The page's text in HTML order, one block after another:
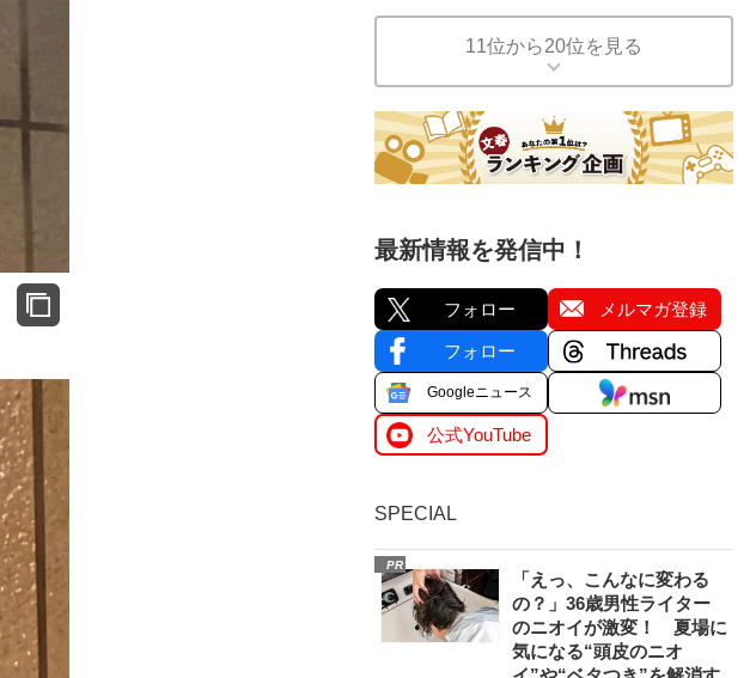
11位から20位を見る
最新情報を発信中！
フォロー メルマガ登録
フォロー
Googleニュース
公式YouTube
SPECIAL
PR
「えっ、こんなに変わる
の？」36歳男性ライター
のニオイが激変！ 夏場に
気になる“頭皮のニオ